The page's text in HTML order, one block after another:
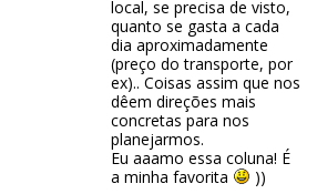
local, se precisa de visto,
quanto se gasta a cada
dia aproximadamente
(preço do transporte, por
ex).. Coisas assim que nos
dêem direções mais
concretas para nos
planejarmos.
Eu aaamo essa coluna! É
a minha favorita
))